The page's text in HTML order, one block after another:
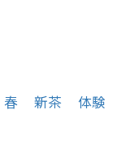
春 新茶
体験